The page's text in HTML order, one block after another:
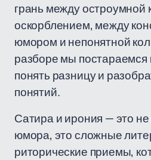
грань между остроумной
оскорблением, между
юмором и непонятной
разборе мы постараемся
понять разницу и
понятий.
Сатира и ирония — это
юмора, это сложные
риторические приемы,